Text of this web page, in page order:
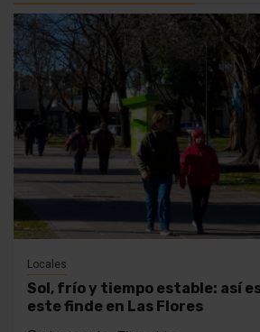
Locales
Sol, frío y tiempo estable: así
este finde en Las Flores